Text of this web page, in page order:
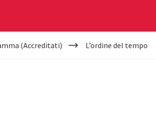
(Accreditati) L’ordine del tempo